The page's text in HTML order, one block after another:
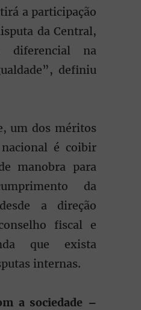
a participação
da Central,
na
definiu
um dos méritos
é coibir
manobra para
da
a direção
fiscal e
que exista
internas.
a sociedade –